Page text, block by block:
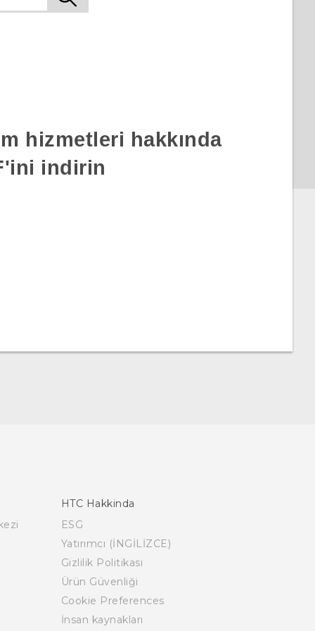
hizmetleri hakkında
indirin
HTC Hakkinda
ESG
Yatırımcı (İNGİLİZCE)
Gizlilik Politikası
Ürün Güvenliği
Cookie Preferences
İnsan kaynakları